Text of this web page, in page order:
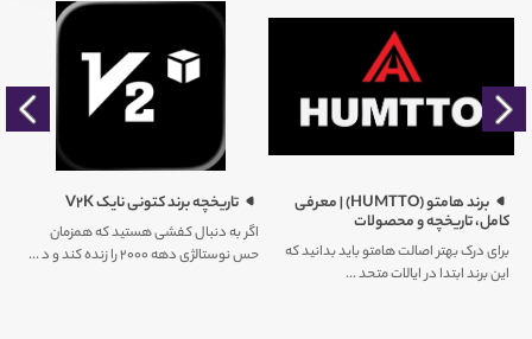
برند هامتو (HUMTTO) | معرفی
کامل، تاریخچه و محصولات
برای درک بهتر اصالت هامتو باید بدانید که
این برند ابتدا در ایالات متحد ...
تاریخچه برند کتونی نایک V2K
اگر به دنبال کفشی هستید که همزمان
حس نوستالژی دهه ۲۰۰۰ را زنده کند و د ...